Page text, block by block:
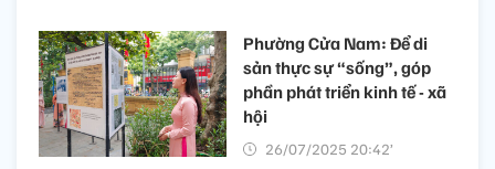
Phường Cửa Nam: Để di
sản thực sự “sống”, góp
phần phát triển kinh tế - xã
hội
26/07/2025 20:42’